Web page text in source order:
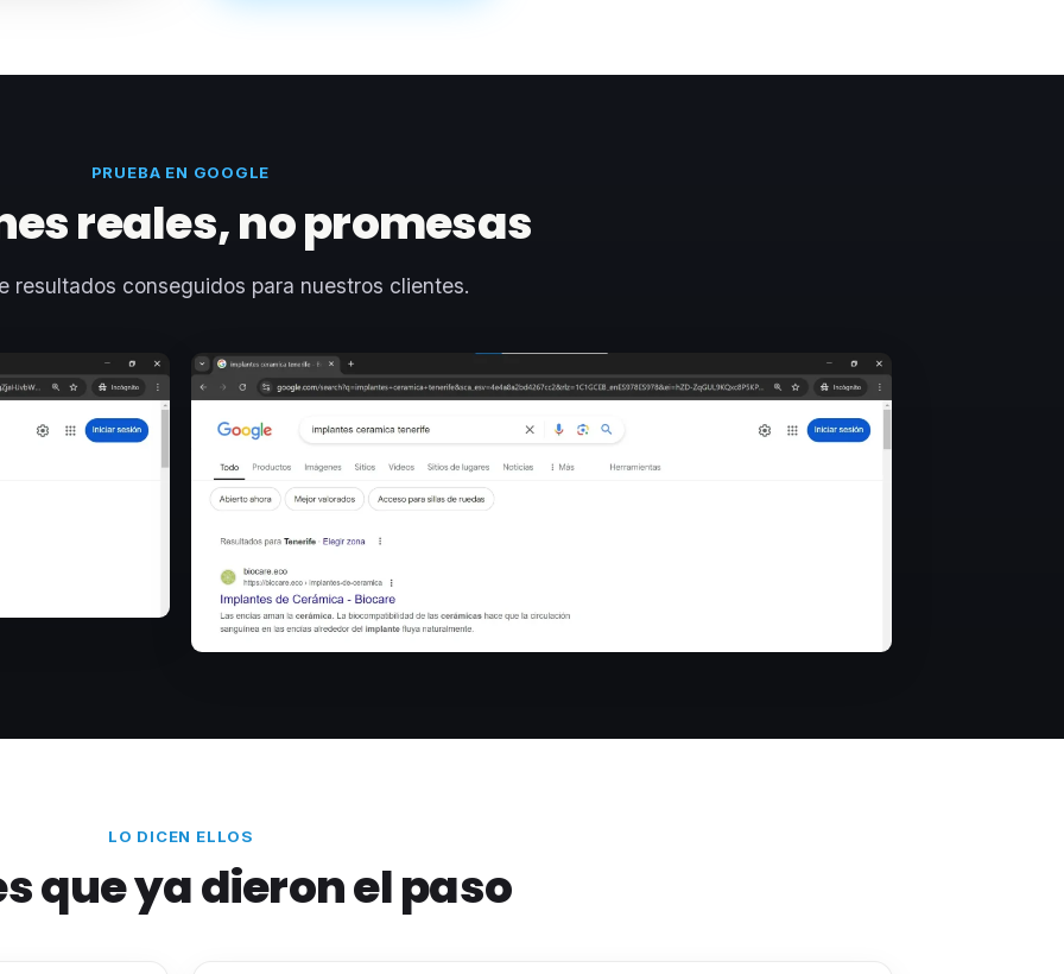
PRUEBA EN GOOGLE
reales, no promesas
resultados conseguidos para nuestros clientes.
LO DICEN ELLOS
que ya dieron el paso